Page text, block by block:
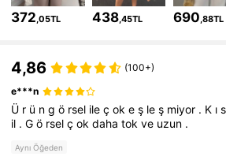
18K Takipçiler
4,74
4,74 18K Takipçiler
372,05TL 438,45TL 690,88TL
4,86 (100+)
e***n
Ü r ü ngö rsel ileçoke ş le ş miyor . K ı
il .Gö rselçokdahatokve uzun .
Aynı Öğeden